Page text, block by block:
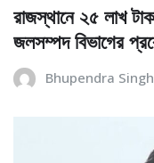
রাজস্থানে ২৫ লাখ
জলসম্পদ বিভাগের
Bhupendra